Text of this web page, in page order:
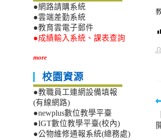
●網路請購系統
●雲端差勤系統
●教育雲電子郵件
●成績輸入系統、課表查詢
more
校園資源
●教職員工連網設備填報
(有線網路)
●newplus數位教學平臺
●IGT數位教學平臺(校內)
●公物維修通報系統(總務處)